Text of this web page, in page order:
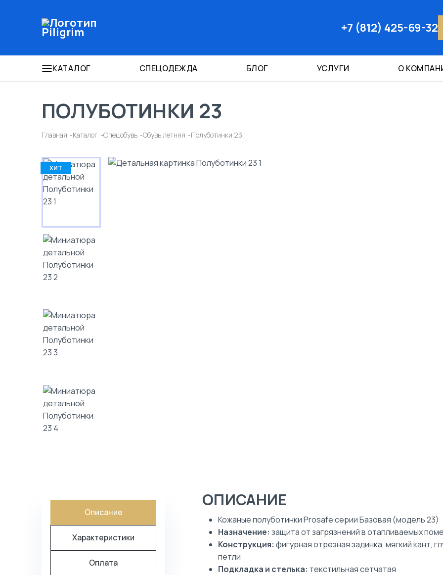
+7 (812) 425-69-32
КАТАЛОГ СПЕЦОДЕЖДА БЛОГ УСЛУГИ О
КАТАЛОГ
ПОЛУБОТИНКИ 23
Главная Каталог Спецобувь Обувь летняя Полуботинки 23
ХИТ
Описание
Характеристики
Оплата
ОПИСАНИЕ
Кожаные полуботинки Prosafe серии Базовая (модель 23)
Назначение: защита от загрязнений в отапливаемых
Конструкция: фигурная отрезная задинка, мягкий кант,
петли
Подкладка и стелька: текстильная сетчатая